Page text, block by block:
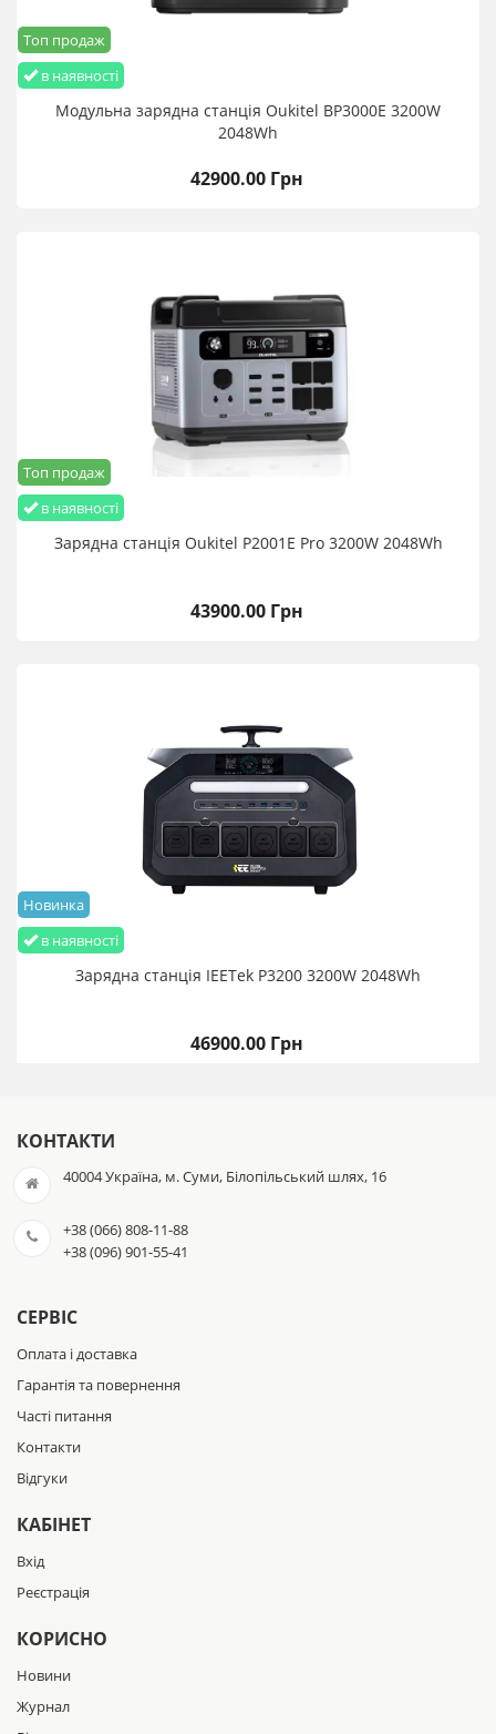
в наявності
Топ продаж
Модульна зарядна станція Oukitel BP3000E 3200W
2048Wh
42900.00 Грн
в наявності
Топ продаж
Зарядна станція Oukitel P2001E Pro 3200W 2048Wh
43900.00 Грн
в наявності
Новинка
Зарядна станція IEETek P3200 3200W 2048Wh
46900.00 Грн
КОНТАКТИ
40004 Україна, м. Суми, Білопільський шлях, 16
+38 (066) 808-11-88
+38 (096) 901-55-41
СЕРВІС
Оплата і доставка
Гарантія та повернення
Часті питання
Контакти
Відгуки
КАБІНЕТ
Вхід
Реєстрація
КОРИСНО
Новини
Журнал